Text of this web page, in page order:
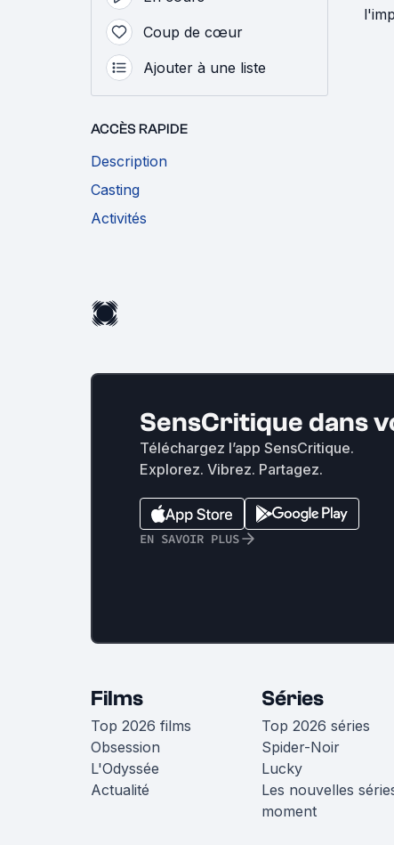
Coup de cœur
Ajouter à une liste
ACCÈS RAPIDE
Description
Casting
Activités
SensCritique dans
Téléchargez l’app SensCritique.
Explorez. Vibrez. Partagez.
EN SAVOIR PLUS
Films
Top 2026 films
Obsession
L'Odyssée
Actualité
Séries
Top 2026 séries
Spider-Noir
Lucky
Les nouvelles
moment